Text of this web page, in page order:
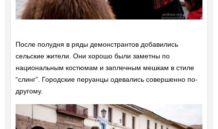
После полудня в ряды демонстрантов добавились
сельские жители. Они хорошо были заметны по
национальным костюмам и заплечным мешкам в стиле
“слинг”. Городские перуанцы одевались совершенно по-
другому.